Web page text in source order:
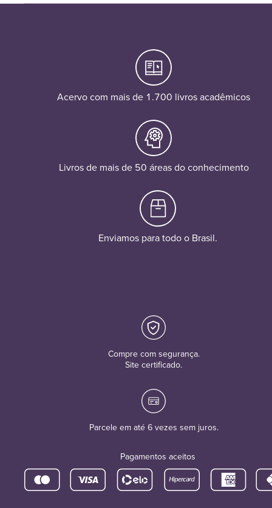
Acervo com mais de 1.700 livros acadêmicos
Livros de mais de 50 áreas do conhecimento
Enviamos para todo o Brasil.
Compre com segurança.
Site certificado.
Parcele em até 6 vezes sem juros.
Pagamentos aceitos